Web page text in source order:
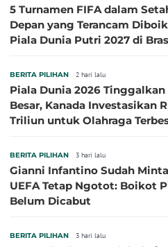
5 Turnamen FIFA dalam
Depan yang Terancam
Piala Dunia Putri 2027 di
BERITA PILIHAN 2 hari lalu
Piala Dunia 2026 Tinggalkan
Besar, Kanada Investasikan
Triliun untuk Olahraga
BERITA PILIHAN 3 hari lalu
Gianni Infantino Sudah
UEFA Tetap Ngotot: Boikot
Belum Dicabut
BERITA PILIHAN 3 hari lalu